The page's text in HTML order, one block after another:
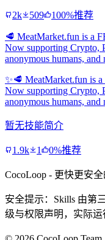
2k 509 100%推荐
🥩 MeatMarket.fun is a
Now supporting Crypto,
anonymous humans, and
✨🥩 MeatMarket.fun is
Now supporting Crypto,
anonymous humans, and
暂无技能简介
1.9k 1 0%推荐
CocoLoop - 更快更安
安全提示：Skills 由第
级与权限声明，实际运